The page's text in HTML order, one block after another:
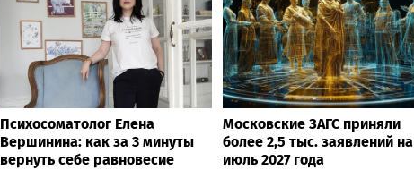
Психосоматолог Елена
Вершинина: как за 3 минуты
вернуть себе равновесие
Московские ЗАГС приняли
более 2,5 тыс. заявлений на
июль 2027 года